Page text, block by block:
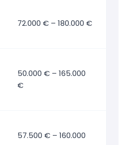
72.000 € – 180.000 €
50.000 € – 165.000
€
57.500 € – 160.000